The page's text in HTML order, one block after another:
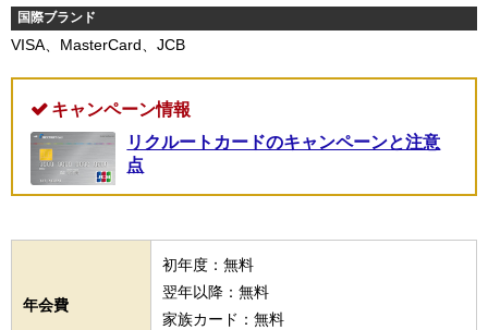
国際ブランド
VISA、MasterCard、JCB
キャンペーン情報
リクルートカードのキャンペーンと注意
点
年会費
初年度：無料
翌年以降：無料
家族カード：無料